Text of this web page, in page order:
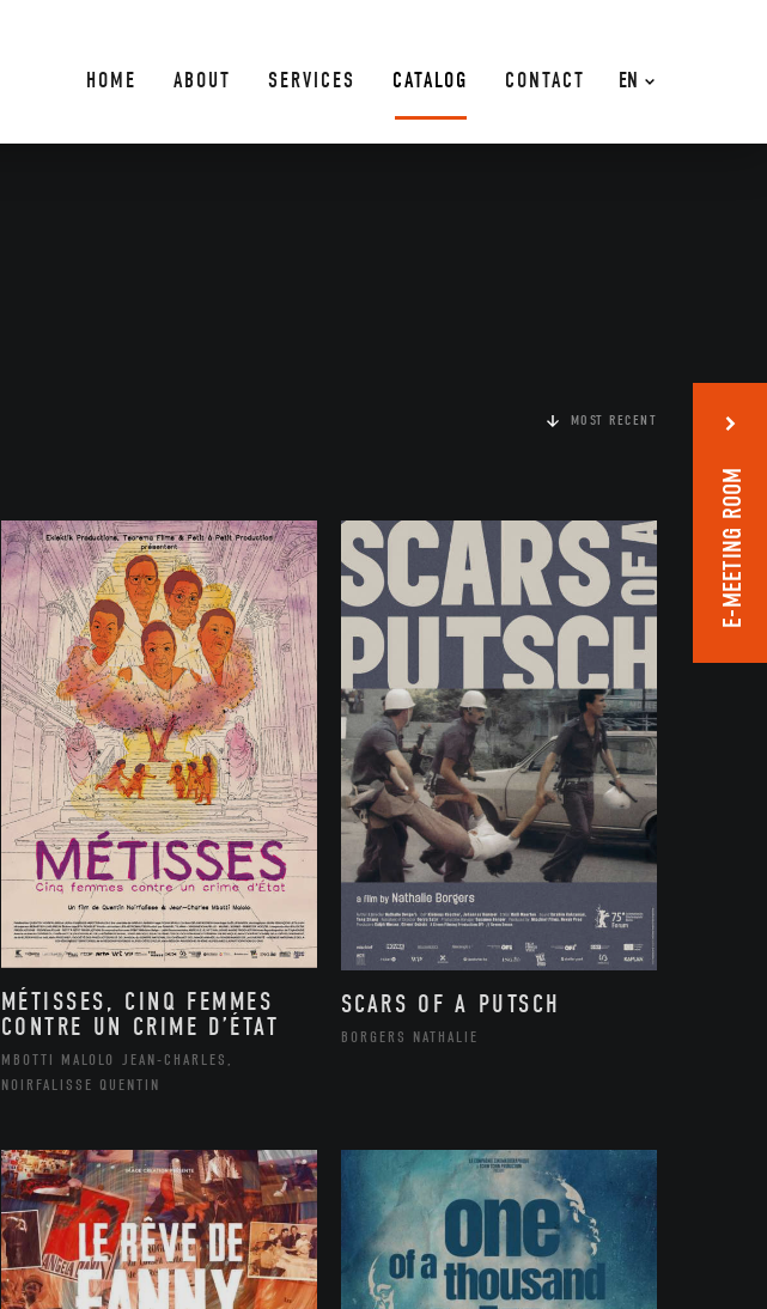
EN
HOME ABOUT SERVICES CATALOG CONTACT
MOST RECENT
MÉTISSES, CINQ FEMMES
CONTRE UN CRIME D’ÉTAT
MBOTTI MALOLO JEAN-CHARLES,
NOIRFALISSE QUENTIN
SCARS OF A PUTSCH
BORGERS NATHALIE
E-MEETING ROOM